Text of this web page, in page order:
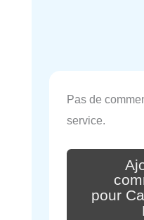
Pas de
service.
pour